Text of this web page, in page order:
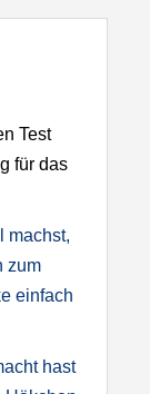
Test
für das
machst,
zum
einfach
hast